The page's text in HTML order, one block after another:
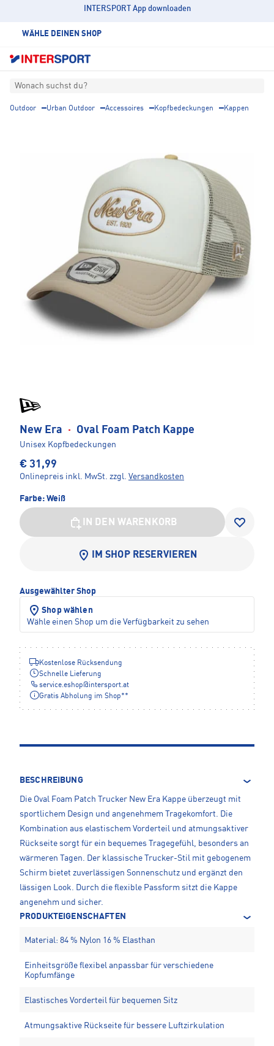
INTERSPORT App downloaden
WÄHLE DEINEN SHOP
Wonach suchst du?
Outdoor Urban Outdoor Accessoires Kopfbedeckungen Kappen
New Era · Oval Foam Patch Kappe
Unisex Kopfbedeckungen
€ 31,99
Onlinepreis inkl. MwSt. zzgl. Versandkosten
Farbe: Weiß
IN DEN WARENKORB
IM SHOP RESERVIEREN
Ausgewählter Shop
Shop wählen
Wähle einen Shop um die Verfügbarkeit zu sehen
Kostenlose Rücksendung
Schnelle Lieferung
service.eshop@intersport.at
Gratis Abholung im Shop**
BESCHREIBUNG
Die Oval Foam Patch Trucker New Era Kappe überzeugt mit
sportlichem Design und angenehmem Tragekomfort. Die
Kombination aus elastischem Vorderteil und atmungsaktiver
Rückseite sorgt für ein bequemes Tragegefühl, besonders an
wärmeren Tagen. Der klassische Trucker-Stil mit gebogenem
Schirm bietet zuverlässigen Sonnenschutz und ergänzt den
lässigen Look. Durch die flexible Passform sitzt die Kappe
angenehm und sicher.
PRODUKTEIGENSCHAFTEN
Material: 84 % Nylon 16 % Elasthan
Einheitsgröße flexibel anpassbar für verschiedene
Kopfumfänge
Elastisches Vorderteil für bequemen Sitz
Atmungsaktive Rückseite für bessere Luftzirkulation